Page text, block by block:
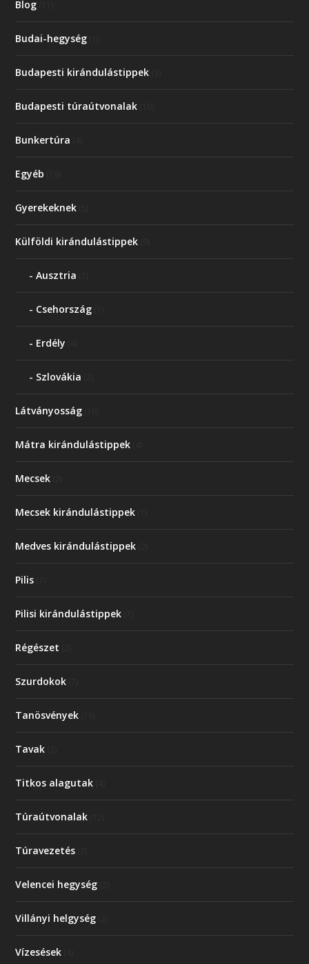
Blog
Budai-hegység
Budapesti kirándulástippek
Budapesti túraútvonalak
Bunkertúra
Egyéb
Gyerekeknek
Külföldi kirándulástippek
Ausztria
Csehország
Erdély
Szlovákia
Látványosság
Mátra kirándulástippek
Mecsek
Mecsek kirándulástippek
Medves kirándulástippek
Pilis
Pilisi kirándulástippek
Régészet
Szurdokok
Tanösvények
Tavak
Titkos alagutak
Túraútvonalak
Túravezetés
Velencei hegység
Villányi helgység
Vízesések